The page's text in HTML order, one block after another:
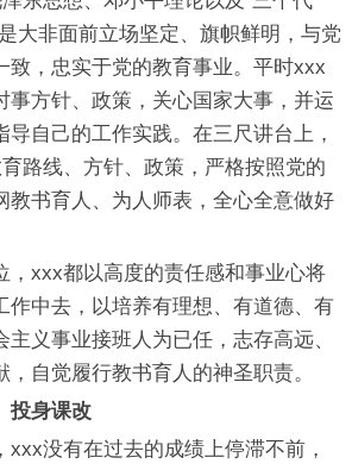
大非面前立场坚定、旗帜鲜明，与党
致，忠实于党的教育事业。平时xxx
事方针、政策，关心国家大事，并运
导自己的工作实践。在三尺讲台上，
路线、方针、政策，严格按照党的
教书育人、为人师表，全心全意做好
xxx都以高度的责任感和事业心将
作中去，以培养有理想、有道德、有
义事业接班人为已任，志存高远、
自觉履行教书育人的神圣职责。
身课改
没有在过去的成绩上停滞不前，